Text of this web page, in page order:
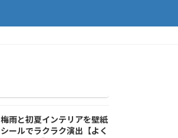
梅雨と初夏インテリアを壁紙
シールでラクラク演出【よく